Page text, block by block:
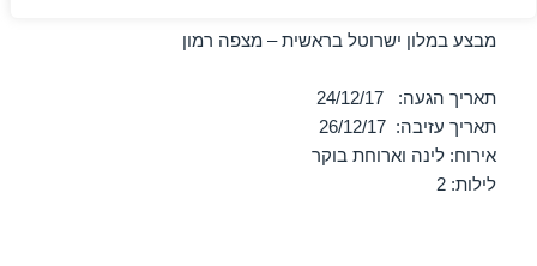
מבצע במלון ישרוטל בראשית – מצפה רמון
תאריך הגעה: 24/12/17
תאריך עזיבה: 26/12/17
אירוח: לינה וארוחת בוקר
לילות: 2